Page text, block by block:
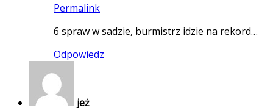
Permalink
6 spraw w sadzie, burmistrz idzie na rekord…
Odpowiedz
jeż